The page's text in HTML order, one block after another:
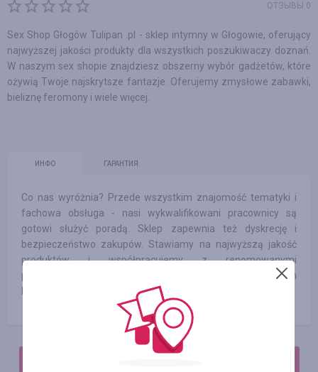
ОТЗЫВЫ 0
Sex Shop Głogów Tulipan .pl - sklep intymny w Głogowie, oferujący
najwyższej jakości produkty dla wszystkich poszukiwaczy doznań.
W naszym sex shopie znajdziesz obszerny wybór gadżetów, które
ożywią Twoje najskrytsze fantazje. Oferujemy zmysłowe zabawki,
bieliznę feromony i wiele więcej.
ИНФО ГАРАНТИЯ
Co nas wyróżnia? Przede wszystkim znajomość tematyki i
fachowa obsługa - nasi wykwalifikowani pracownicy są
gotowi służyć poradą. Sklep zapewnia też dyskrecję i
bezpieczeństwo zakupów. Stawiamy na najwyższą jakość
produktów i współpracujemy z renomowanymi
producentami, by zapewnić naszym klientom